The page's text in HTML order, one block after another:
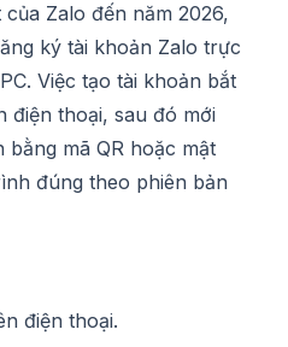
Zalo đến năm 2026,
ký tài khoản Zalo trực
Việc tạo tài khoản bắt
điện thoại, sau đó mới
mã QR hoặc mật
đúng theo phiên bản
điện thoại.